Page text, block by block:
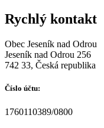
Rychlý kontakt
Obec Jeseník nad Odrou
Jeseník nad Odrou 256
742 33, Česká republika
Číslo účtu:
1760110389/0800